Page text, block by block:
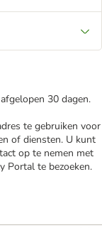
30 dagen.
te gebruiken voor
of diensten. U kunt
op te nemen met
Portal te bezoeken.